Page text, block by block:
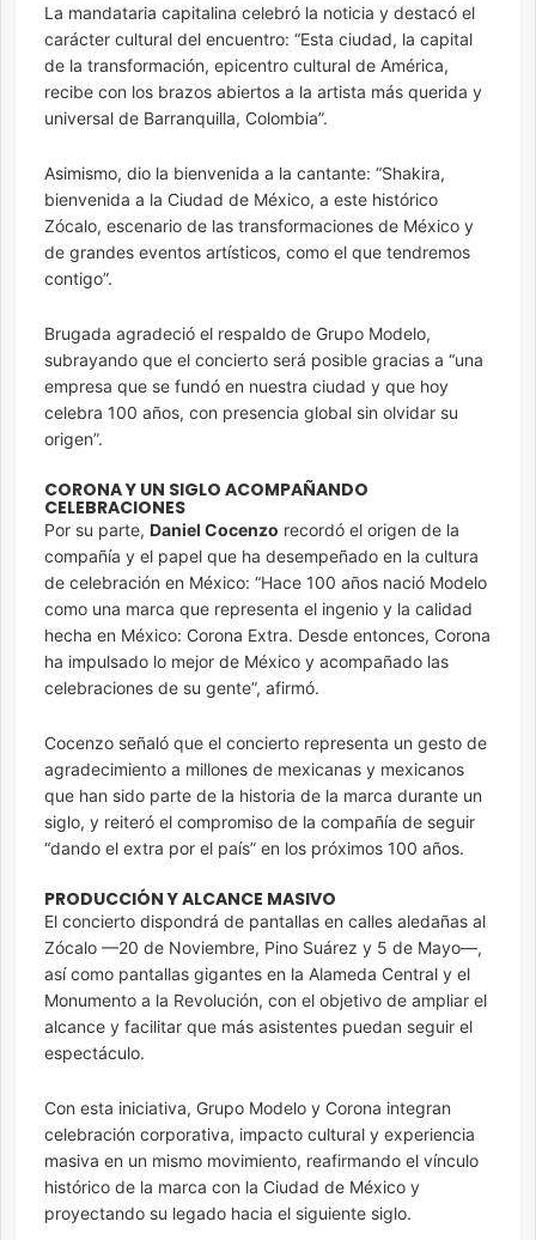
La mandataria capitalina celebró la noticia y destacó el
carácter cultural del encuentro: “Esta ciudad, la capital
de la transformación, epicentro cultural de América,
recibe con los brazos abiertos a la artista más querida y
universal de Barranquilla, Colombia”.
Asimismo, dio la bienvenida a la cantante: “Shakira,
bienvenida a la Ciudad de México, a este histórico
Zócalo, escenario de las transformaciones de México y
de grandes eventos artísticos, como el que tendremos
contigo”.
Brugada agradeció el respaldo de Grupo Modelo,
subrayando que el concierto será posible gracias a “una
empresa que se fundó en nuestra ciudad y que hoy
celebra 100 años, con presencia global sin olvidar su
origen”.
CORONA Y UN SIGLO ACOMPAÑANDO
CELEBRACIONES
Por su parte, Daniel Cocenzo recordó el origen de la
compañía y el papel que ha desempeñado en la cultura
de celebración en México: “Hace 100 años nació Modelo
como una marca que representa el ingenio y la calidad
hecha en México: Corona Extra. Desde entonces, Corona
ha impulsado lo mejor de México y acompañado las
celebraciones de su gente”, afirmó.
Cocenzo señaló que el concierto representa un gesto de
agradecimiento a millones de mexicanas y mexicanos
que han sido parte de la historia de la marca durante un
siglo, y reiteró el compromiso de la compañía de seguir
“dando el extra por el país” en los próximos 100 años.
PRODUCCIÓN Y ALCANCE MASIVO
El concierto dispondrá de pantallas en calles aledañas al
Zócalo —20 de Noviembre, Pino Suárez y 5 de Mayo—,
así como pantallas gigantes en la Alameda Central y el
Monumento a la Revolución, con el objetivo de ampliar el
alcance y facilitar que más asistentes puedan seguir el
espectáculo.
Con esta iniciativa, Grupo Modelo y Corona integran
celebración corporativa, impacto cultural y experiencia
masiva en un mismo movimiento, reafirmando el vínculo
histórico de la marca con la Ciudad de México y
proyectando su legado hacia el siguiente siglo.